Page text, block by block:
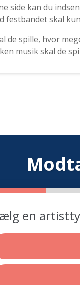
side kan du
festbandet skal
de spille, hvor
musik skal de
en